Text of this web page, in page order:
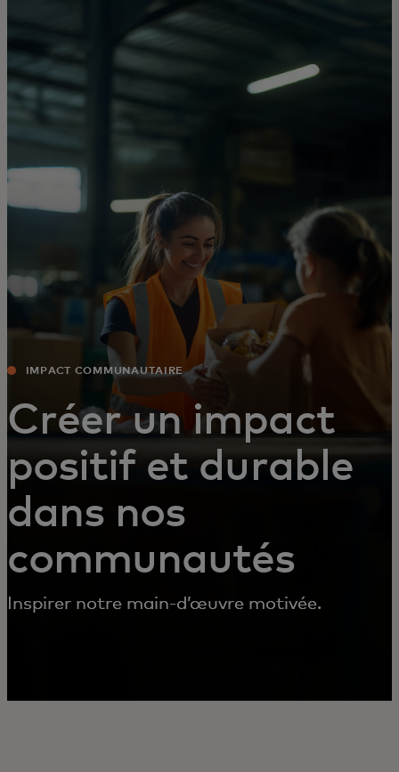
Pour l'entreprise
Pour le monde
Pour les innovateurs
Actualités et tendances
IMPACT COMMUNAUTAIRE
Créer un impact
positif et durable
dans nos
communautés
Inspirer notre main-d’œuvre motivée.